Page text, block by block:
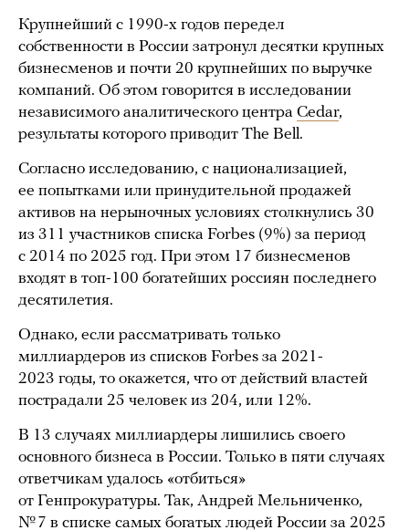
Крупнейший с 1990-х годов передел
собственности в России затронул десятки крупных
бизнесменов и почти 20 крупнейших по выручке
компаний. Об этом говорится в исследовании
независимого аналитического центра Cedar,
результаты которого приводит The Bell.
Согласно исследованию, с национализацией,
ее попытками или принудительной продажей
активов на нерыночных условиях столкнулись 30
из 311 участников списка Forbes (9%) за период
с 2014 по 2025 год. При этом 17 бизнесменов
входят в топ-100 богатейших россиян последнего
десятилетия.
Однако, если рассматривать только
миллиардеров из списков Forbes за 2021-
2023 годы, то окажется, что от действий властей
пострадали 25 человек из 204, или 12%.
В 13 случаях миллиардеры лишились своего
основного бизнеса в России. Только в пяти случаях
ответчикам удалось «отбиться»
от Генпрокуратуры. Так, Андрей Мельниченко,
№ 7 в списке самых богатых людей России за 2025